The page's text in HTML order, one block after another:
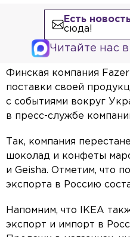
Есть
сюда!
Читайте нас
Финская компания
поставки своей
с событиями вокруг
в пресс-службе
Так, компания
шоколад и конфеты
и Geishа. Отметим, что
экспорта в Россию
Напомним, что IKEA
экспорт и импорт в